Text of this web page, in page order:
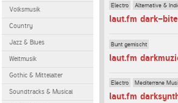
Volksmusik
Country
Jazz & Blues
Weltmusik
Gothic & Mittelalter
Soundtracks & Musical
Electro Alternative &
laut.fm dark-
Bunt gemischt
laut.fm
Electro Mediterrane
laut.fm